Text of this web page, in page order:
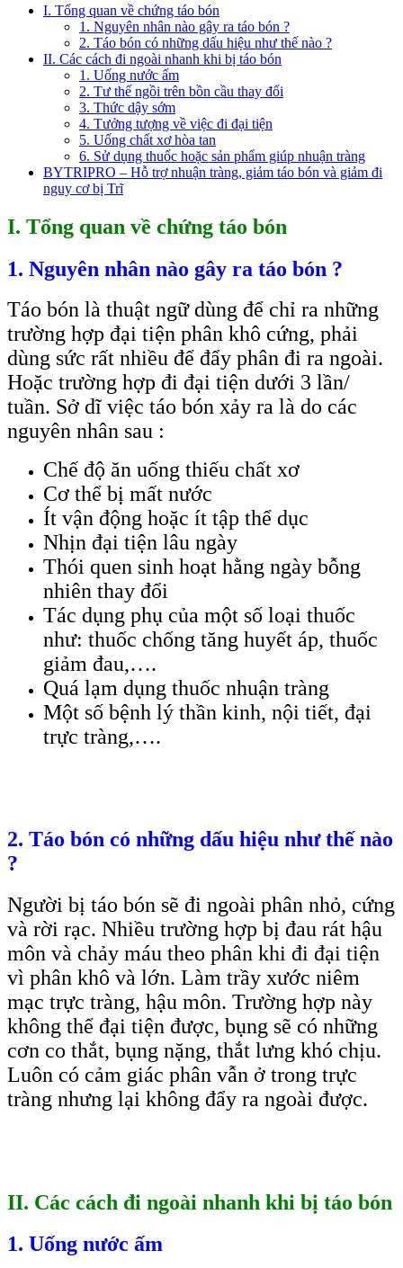
I. Tổng quan về chứng táo bón
1. Nguyên nhân nào gây ra táo bón ?
2. Táo bón có những dấu hiệu như thế nào ?
II. Các cách đi ngoài nhanh khi bị táo bón
1. Uống nước ấm
2. Tư thế ngồi trên bồn cầu thay đổi
3. Thức dậy sớm
4. Tưởng tượng về việc đi đại tiện
5. Uống chất xơ hòa tan
6. Sử dụng thuốc hoặc sản phẩm giúp nhuận tràng
BYTRIPRO – Hỗ trợ nhuận tràng, giảm táo bón và giảm đi
nguy cơ bị Trĩ
I. Tổng quan về chứng táo bón
1. Nguyên nhân nào gây ra táo bón ?
Táo bón là thuật ngữ dùng để chỉ ra những
trường hợp đại tiện phân khô cứng, phải
dùng sức rất nhiều để đẩy phân đi ra ngoài.
Hoặc trường hợp đi đại tiện dưới 3 lần/
tuần. Sở dĩ việc táo bón xảy ra là do các
nguyên nhân sau :
Chế độ ăn uống thiếu chất xơ
Cơ thể bị mất nước
Ít vận động hoặc ít tập thể dục
Nhịn đại tiện lâu ngày
Thói quen sinh hoạt hằng ngày bỗng
nhiên thay đổi
Tác dụng phụ của một số loại thuốc
như: thuốc chống tăng huyết áp, thuốc
giảm đau,….
Quá lạm dụng thuốc nhuận tràng
Một số bệnh lý thần kinh, nội tiết, đại
trực tràng,….
2. Táo bón có những dấu hiệu như thế nào
?
Người bị táo bón sẽ đi ngoài phân nhỏ, cứng
và rời rạc. Nhiều trường hợp bị đau rát hậu
môn và chảy máu theo phân khi đi đại tiện
vì phân khô và lớn. Làm trầy xước niêm
mạc trực tràng, hậu môn. Trường hợp này
không thể đại tiện được, bụng sẽ có những
cơn co thắt, bụng nặng, thắt lưng khó chịu.
Luôn có cảm giác phân vẫn ở trong trực
tràng nhưng lại không đẩy ra ngoài được.
II. Các cách đi ngoài nhanh khi bị táo bón
1. Uống nước ấm